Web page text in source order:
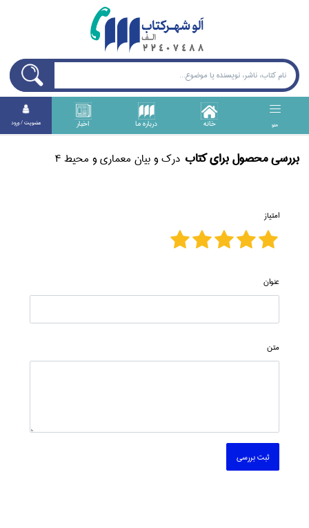
منو خانه درباره ما اخبار عضويت / ورود
بررسی محصول برای كتاب درك و بيان معماري و محيط 4
امتیاز
عنوان
متن
ثبت بررسی